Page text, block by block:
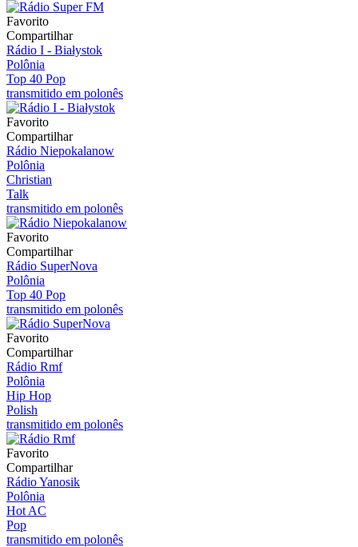
Favorito
Compartilhar
Rádio I - Białystok
Polônia
Top 40 Pop
transmitido em polonês
Favorito
Compartilhar
Rádio Niepokalanow
Polônia
Christian
Talk
transmitido em polonês
Favorito
Compartilhar
Rádio SuperNova
Polônia
Top 40 Pop
transmitido em polonês
Favorito
Compartilhar
Rádio Rmf
Polônia
Hip Hop
Polish
transmitido em polonês
Favorito
Compartilhar
Rádio Yanosik
Polônia
Hot AC
Pop
transmitido em polonês